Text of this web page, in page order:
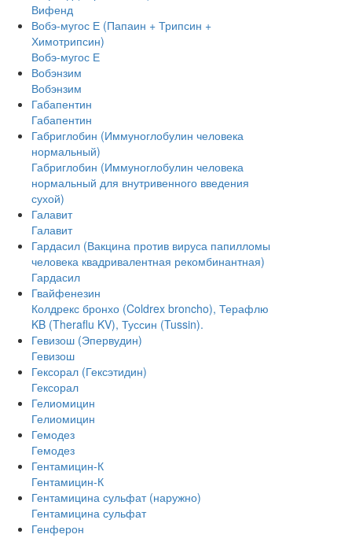
Вифенд
Вобэ-мугос Е (Папаин + Трипсин +
Химотрипсин)
Вобэ-мугос Е
Вобэнзим
Вобэнзим
Габапентин
Габапентин
Габриглобин (Иммуноглобулин человека
нормальный)
Габриглобин (Иммуноглобулин человека
нормальный для внутривенного введения
сухой)
Галавит
Галавит
Гардасил (Вакцина против вируса папилломы
человека квадривалентная рекомбинантная)
Гардасил
Гвайфенезин
Колдрекс бронхо (Coldrex broncho), Терафлю
KB (Theraflu KV), Туссин (Tussin).
Гевизош (Эпервудин)
Гевизош
Гексорал (Гексэтидин)
Гексорал
Гелиомицин
Гелиомицин
Гемодез
Гемодез
Гентамицин-К
Гентамицин-К
Гентамицина сульфат (наружно)
Гентамицина сульфат
Генферон